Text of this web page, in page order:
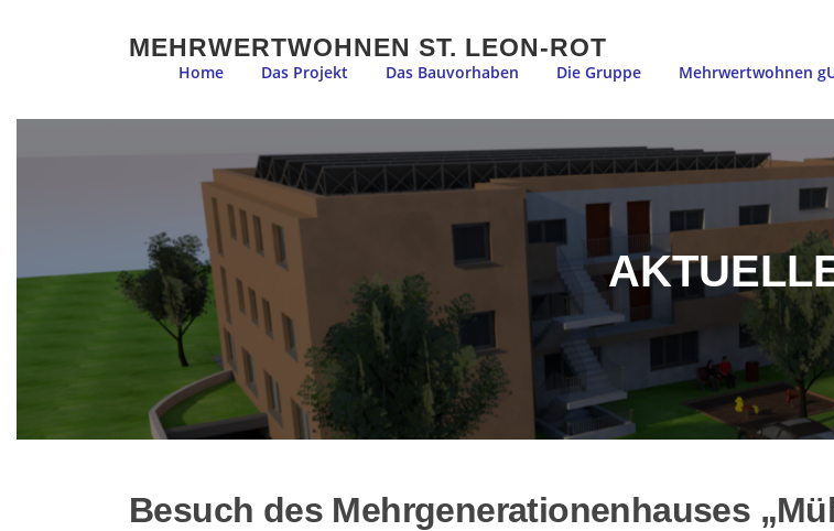
MEHRWERTWOHNEN ST. LEON-ROT
Home Das Projekt Das Bauvorhaben Die Gruppe Mehrwertwohnen
Besuch des Mehrgenerationenhauses